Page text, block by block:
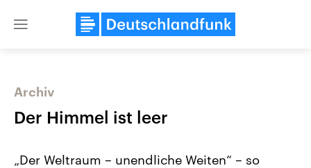
Close
Archiv
Der Himmel ist leer
„Der Weltraum – unendliche Weiten“ – so